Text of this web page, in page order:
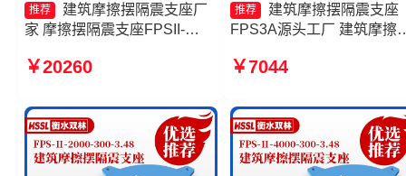
推荐
建筑摩擦摆隔震支座厂
家 摩擦摆隔震支座FPSII-
震支座FPSII-9000-400-4.11
FPSII-6000-300-3.48生产厂
家
￥20260
推荐
建筑摩擦摆隔震支座
FPS3A源头工厂 建筑摩擦
座 摩擦摆隔震支座FPSII-
￥7044